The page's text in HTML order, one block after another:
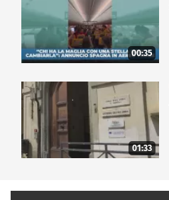
00:35
01:33